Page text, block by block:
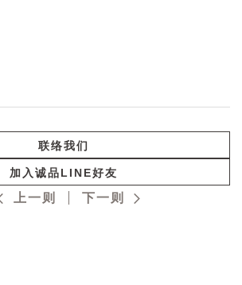
联络我们
加入诚品LINE好友
上一则 下一则